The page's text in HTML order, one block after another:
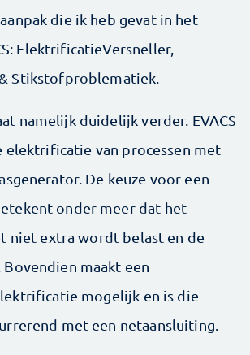
die ik heb gevat in het
ElektrificatieVersneller,
Stikstofproblematiek.
namelijk duidelijk verder. EVACS
elektrificatie van processen met
De keuze voor een
onder meer dat het
niet extra wordt belast en de
Bovendien maakt een
mogelijk en is die
met een netaansluiting.